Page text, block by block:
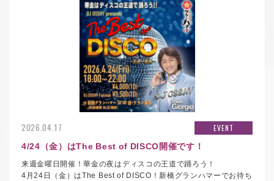
2026.04.17 EVENT
4/24（金）はThe Best of DISCO開催です！
来週金曜日開催！華金の夜はディスコの王道で踊ろう！
4月24日（金）はThe Best of DISCO！新橋グランハマーでお待ち